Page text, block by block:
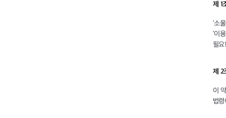
제 1
‘소
‘이
필요
제 2
이
법